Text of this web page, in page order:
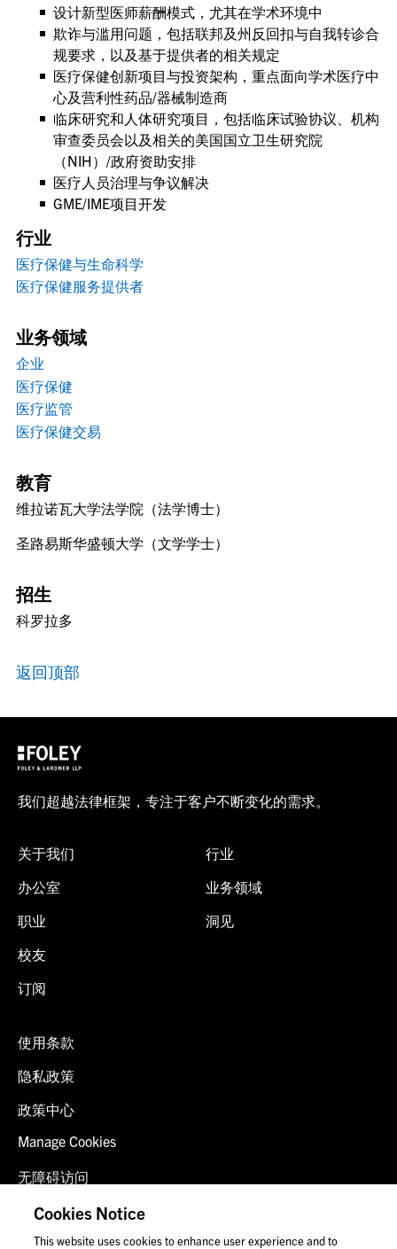
行业
医疗保健与生命科学
医疗保健服务提供者
业务领域
企业
医疗保健
医疗监管
医疗保健交易
教育
维拉诺瓦大学法学院（法学博士）
圣路易斯华盛顿大学（文学学士）
招生
科罗拉多
返回顶部
设计新型医师薪酬模式，尤其在学术环境中
欺诈与滥用问题，包括联邦及州反回扣与自我转诊合
规要求，以及基于提供者的相关规定
医疗保健创新项目与投资架构，重点面向学术医疗中
心及营利性药品/器械制造商
临床研究和人体研究项目，包括临床试验协议、机构
审查委员会以及相关的美国国立卫生研究院
（NIH）/政府资助安排
医疗人员治理与争议解决
GME/IME项目开发
我们超越法律框架，专注于客户不断变化的需求。
关于我们
办公室
职业
校友
订阅
行业
业务领域
洞见
使用条款
隐私政策
政策中心
Manage Cookies
无障碍访问
客户登录
联系我们
Cookies Notice
This website uses cookies to enhance user experience and to